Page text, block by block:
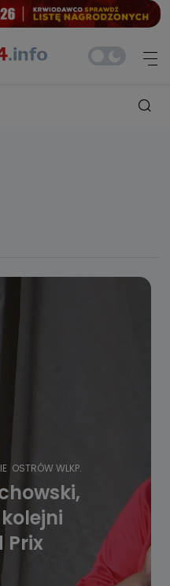
OSTRÓW WLKP.
Prix